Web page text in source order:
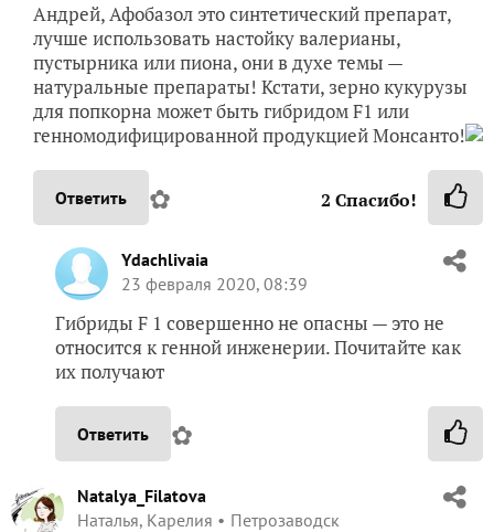
Андрей, Афобазол это синтетический препарат,
лучше использовать настойку валерианы,
пустырника или пиона, они в духе темы —
натуральные препараты! Кстати, зерно кукурузы
для попкорна может быть гибридом F1 или
генномодифицированной продукцией Монсанто!
Ответить ✿ 2 Спасибо!
Ydachlivaia
23 февраля 2020, 08:39
Гибриды F 1 совершенно не опасны — это не
относится к генной инженерии. Почитайте как
их получают
Ответить ✿
Natalya_Filatova
Наталья, Карелия
Петрозаводск